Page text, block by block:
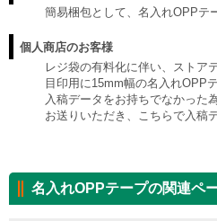
簡易梱包として、名入れOPPテ
個人商店のお客様
レジ袋の有料化に伴い、ストア
目印用に15mm幅の名入れOPP
入稿データをお持ちでなかった
お送りいただき、こちらで入稿
名入れOPPテープの関連ペ